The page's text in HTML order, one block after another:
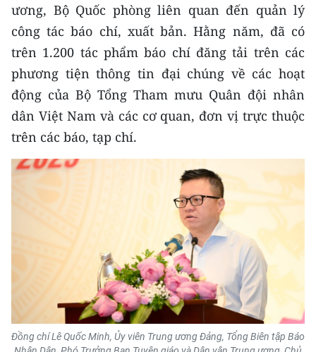
ương, Bộ Quốc phòng liên quan đến quản lý
công tác báo chí, xuất bản. Hằng năm, đã có
trên 1.200 tác phẩm báo chí đăng tải trên các
phương tiện thông tin đại chúng về các hoạt
động của Bộ Tổng Tham mưu Quân đội nhân
dân Việt Nam và các cơ quan, đơn vị trực thuộc
trên các báo, tạp chí.
Đồng chí Lê Quốc Minh, Ủy viên Trung ương Đảng, Tổng Biên tập Báo